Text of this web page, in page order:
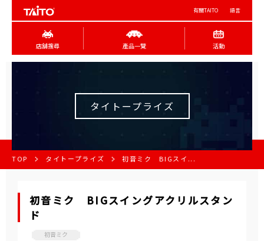
有關TAITO 語言
店舖搜尋 產品一覽 活動
タイトープライズ
TOP タイトープライズ 初音ミク BIGスイ...
初音ミク BIGスイングアクリルスタン
ド
初音ミク